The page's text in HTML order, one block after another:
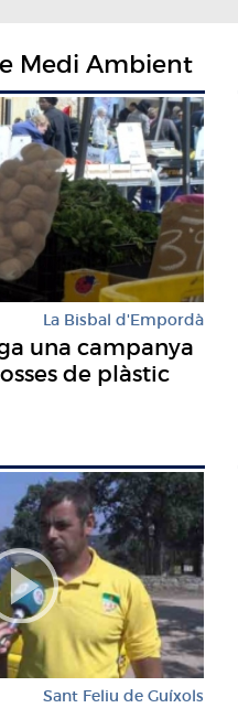
Medi Ambient
La Bisbal d'Empordà
una campanya
de plàstic
Sant Feliu de Guíxols